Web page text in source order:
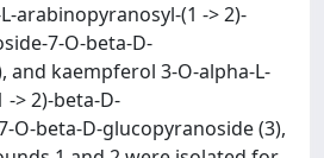
arabinopyranosyl-(1 -> 2)-
7-O-beta-D-
and kaempferol 3-O-alpha-L-
> 2)-beta-D-
O-beta-D-glucopyranoside (3),